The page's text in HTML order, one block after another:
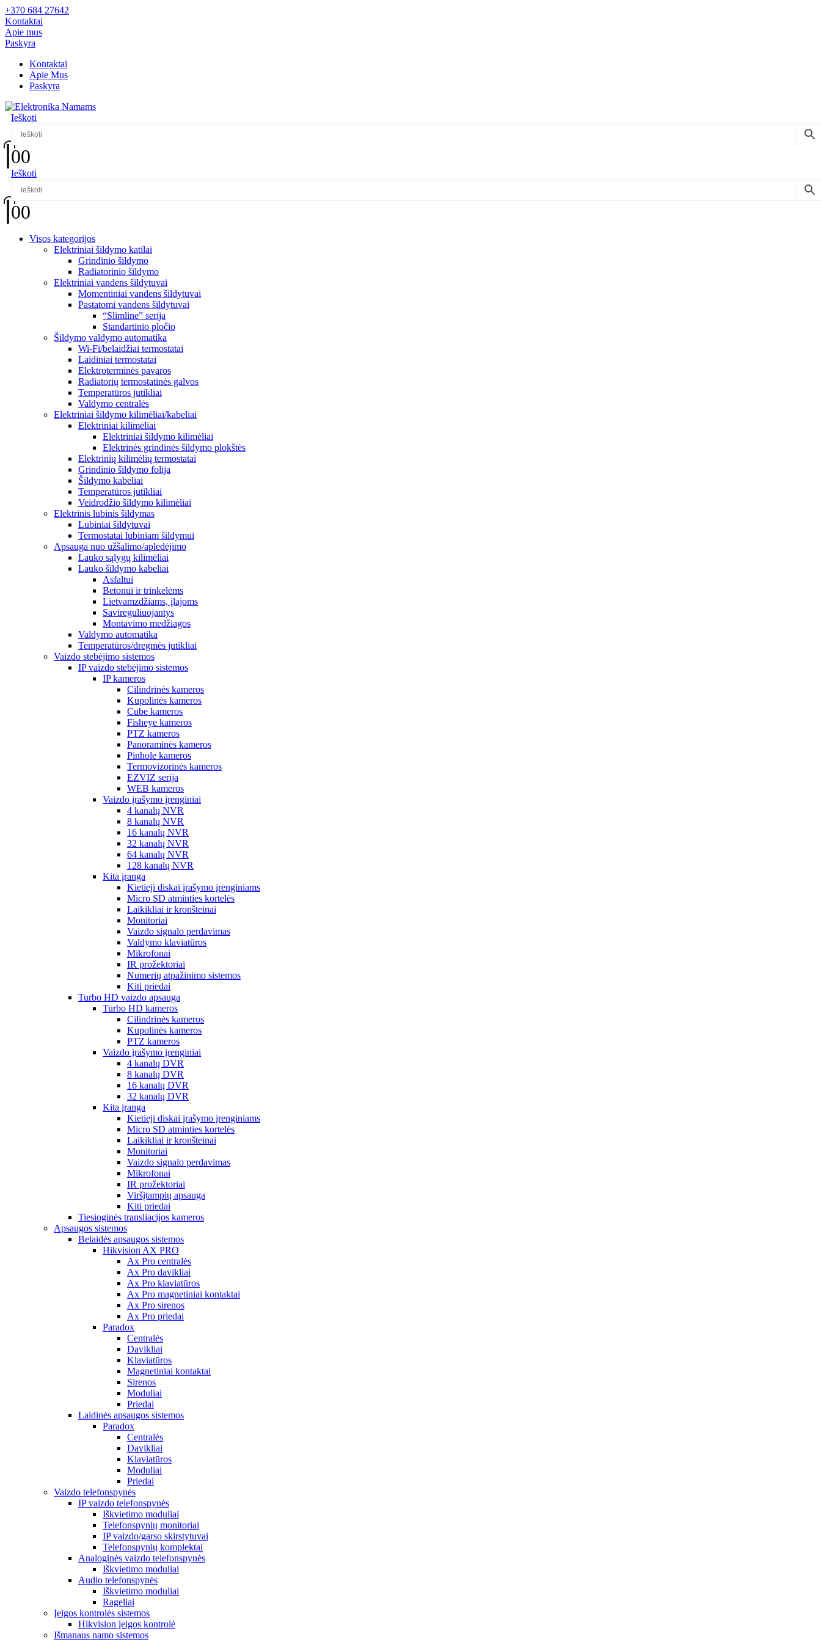
+370 684 27642
Kontaktai
Apie mus
Paskyra
Kontaktai
Apie Mus
Paskyra
Ieškoti
00
Ieškoti
00
Visos kategorijos
Elektriniai šildymo katilai
Grindinio šildymo
Radiatorinio šildymo
Elektriniai vandens šildytuvai
Momentiniai vandens šildytuvai
Pastatomi vandens šildytuvai
“Slimline” serija
Standartinio pločio
Šildymo valdymo automatika
Wi-Fi/belaidžiai termostatai
Laidiniai termostatai
Elektroterminės pavaros
Radiatorių termostatinės galvos
Temperatūros jutikliai
Valdymo centralės
Elektriniai šildymo kilimėliai/kabeliai
Elektriniai kilimėliai
Elektriniai šildymo kilimėliai
Elektrinės grindinės šildymo plokštės
Elektrinių kilimėlių termostatai
Grindinio šildymo folija
Šildymo kabeliai
Temperatūros jutikliai
Veidrodžio šildymo kilimėliai
Elektrinis lubinis šildymas
Lubiniai šildytuvai
Termostatai lubiniam šildymui
Apsauga nuo užšalimo/apledėjimo
Lauko sąlygų kilimėliai
Lauko šildymo kabeliai
Asfaltui
Betonui ir trinkelėms
Lietvamzdžiams, įlajoms
Savireguliuojantys
Montavimo medžiagos
Valdymo automatika
Temperatūros/dregmės jutikliai
Vaizdo stebėjimo sistemos
IP vaizdo stebėjimo sistemos
IP kameros
Cilindrinės kameros
Kupolinės kameros
Cube kameros
Fisheye kameros
PTZ kameros
Panoraminės kameros
Pinhole kameros
Termovizorinės kameros
EZVIZ serija
WEB kameros
Vaizdo įrašymo įrenginiai
4 kanalų NVR
8 kanalų NVR
16 kanalų NVR
32 kanalų NVR
64 kanalų NVR
128 kanalų NVR
Kita įranga
Kietieji diskai įrašymo įrenginiams
Micro SD atminties kortelės
Laikikliai ir kronšteinai
Monitoriai
Vaizdo signalo perdavimas
Valdymo klaviatūros
Mikrofonai
IR prožektoriai
Numerių atpažinimo sistemos
Kiti priedai
Turbo HD vaizdo apsauga
Turbo HD kameros
Cilindrinės kameros
Kupolinės kameros
PTZ kameros
Vaizdo įrašymo įrenginiai
4 kanalų DVR
8 kanalų DVR
16 kanalų DVR
32 kanalų DVR
Kita įranga
Kietieji diskai įrašymo įrenginiams
Micro SD atminties kortelės
Laikikliai ir kronšteinai
Monitoriai
Vaizdo signalo perdavimas
Mikrofonai
IR prožektoriai
Viršįtampių apsauga
Kiti priedai
Tiesioginės transliacijos kameros
Apsaugos sistemos
Belaidės apsaugos sistemos
Hikvision AX PRO
Ax Pro centralės
Ax Pro davikliai
Ax Pro klaviatūros
Ax Pro magnetiniai kontaktai
Ax Pro sirenos
Ax Pro priedai
Paradox
Centralės
Davikliai
Klaviatūros
Magnetiniai kontaktai
Sirenos
Moduliai
Priedai
Laidinės apsaugos sistemos
Paradox
Centralės
Davikliai
Klaviatūros
Moduliai
Priedai
Vaizdo telefonspynės
IP vaizdo telefonspynės
Iškvietimo moduliai
Telefonspynių monitoriai
IP vaizdo/garso skirstytuvai
Telefonspynių komplektai
Analoginės vaizdo telefonspynės
Iškvietimo moduliai
Audio telefonspynės
Iškvietimo moduliai
Rageliai
Įeigos kontrolės sistemos
Hikvision įeigos kontrolė
Išmanaus namo sistemos